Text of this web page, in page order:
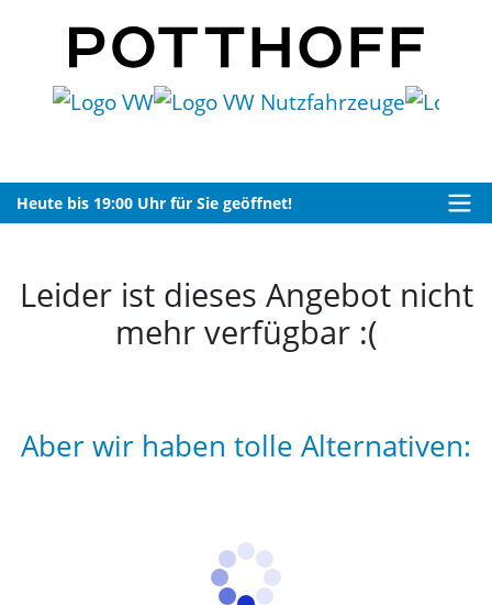
Heute bis 19:00 Uhr für Sie geöffnet!
Leider ist dieses Angebot nicht
mehr verfügbar :(
Aber wir haben tolle Alternativen: